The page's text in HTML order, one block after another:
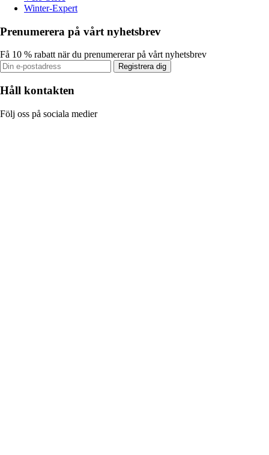
Winter-Expert
Prenumerera på vårt nyhetsbrev
Få 10 % rabatt när du prenumererar på vårt nyhetsbrev
Registrera dig
Håll kontakten
Följ oss på sociala medier